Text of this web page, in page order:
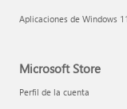
Aplicaciones de Windows 11
Microsoft Store
Perfil de la cuenta